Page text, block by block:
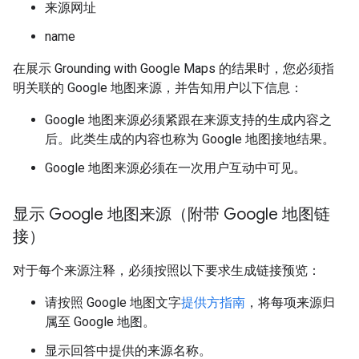
来源网址
name
在展示 Grounding with Google Maps 的结果时，您必须指
明关联的 Google 地图来源，并告知用户以下信息：
Google 地图来源必须紧跟在来源支持的生成内容之
后。此类生成的内容也称为 Google 地图接地结果。
Google 地图来源必须在一次用户互动中可见。
显示 Google 地图来源（附带 Google 地图链
接）
对于每个来源注释，必须按照以下要求生成链接预览：
请按照 Google 地图文字提供方指南 ，将每项来源归
属至 Google 地图。
显示回答中提供的来源名称。